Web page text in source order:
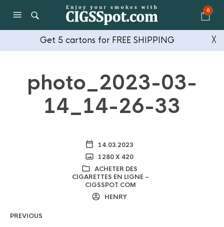
0
Get 5 cartons for FREE SHIPPING ╳
photo_2023-03-
14_14-26-33
14.03.2023
1280 X 420
ACHETER DES
CIGARETTES EN LIGNE –
CIGSSPOT.COM
HENRY
PREVIOUS